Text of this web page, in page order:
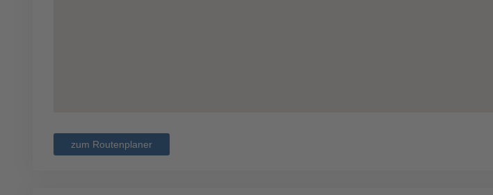
zum Routenplaner